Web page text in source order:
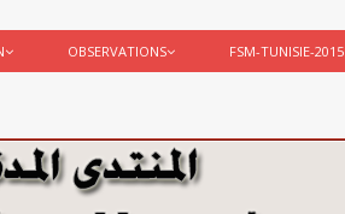
FSM-TUNISIE-2015
OBSERVATIONS